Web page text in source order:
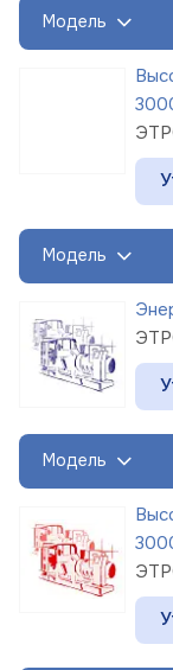
Модель
Модель
Модель